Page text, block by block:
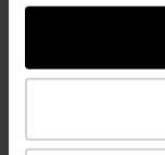
gesammelt haben.